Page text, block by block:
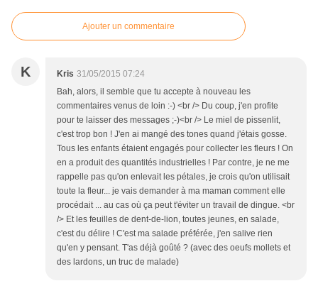
Ajouter un commentaire
K Kris 31/05/2015 07:24
Bah, alors, il semble que tu accepte à nouveau les
commentaires venus de loin :-) <br /> Du coup, j'en profite
pour te laisser des messages ;-)<br /> Le miel de pissenlit,
c'est trop bon ! J'en ai mangé des tones quand j'étais gosse.
Tous les enfants étaient engagés pour collecter les fleurs ! On
en a produit des quantités industrielles ! Par contre, je ne me
rappelle pas qu'on enlevait les pétales, je crois qu'on utilisait
toute la fleur... je vais demander à ma maman comment elle
procédait ... au cas où ça peut t'éviter un travail de dingue. <br
/> Et les feuilles de dent-de-lion, toutes jeunes, en salade,
c'est du délire ! C'est ma salade préférée, j'en salive rien
qu'en y pensant. T'as déjà goûté ? (avec des oeufs mollets et
des lardons, un truc de malade)